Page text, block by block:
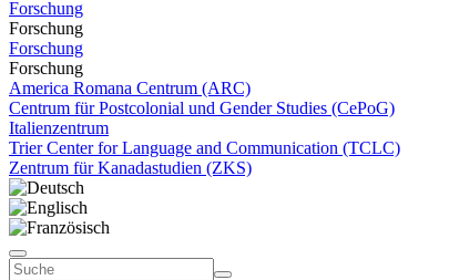
Forschung
Forschung
Forschung
Forschung
America Romana Centrum (ARC)
Centrum für Postcolonial und Gender Studies (CePoG)
Italienzentrum
Trier Center for Language and Communication (TCLC)
Zentrum für Kanadastudien (ZKS)